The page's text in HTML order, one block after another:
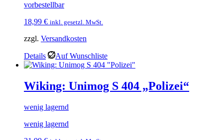
vorbestellbar
18,99 € inkl. gesetzl. MwSt.
zzgl. Versandkosten
Details Auf Wunschliste
Wiking: Unimog S 404 „Polizei“
wenig lagernd
wenig lagernd